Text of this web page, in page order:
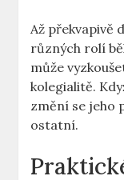
Až překvapivě
různých rolí
může
kolegialitě.
změní se jeho
ostatní.